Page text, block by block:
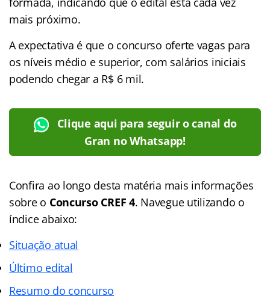
mais próximo.
A expectativa é que o concurso oferte vagas para
os níveis médio e superior, com salários iniciais
podendo chegar a R$ 6 mil.
Clique aqui para seguir o canal do
Gran no Whatsapp!
Confira ao longo desta matéria mais informações
sobre o Concurso CREF 4. Navegue utilizando o
índice abaixo:
Situação atual
Último edital
Resumo do concurso